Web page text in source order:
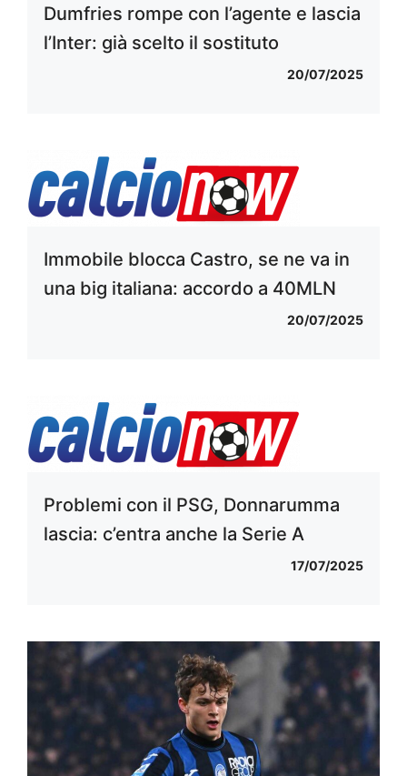
Dumfries rompe con l’agente e lascia
l’Inter: già scelto il sostituto
20/07/2025
Immobile blocca Castro, se ne va in
una big italiana: accordo a 40MLN
20/07/2025
Problemi con il PSG, Donnarumma
lascia: c’entra anche la Serie A
17/07/2025